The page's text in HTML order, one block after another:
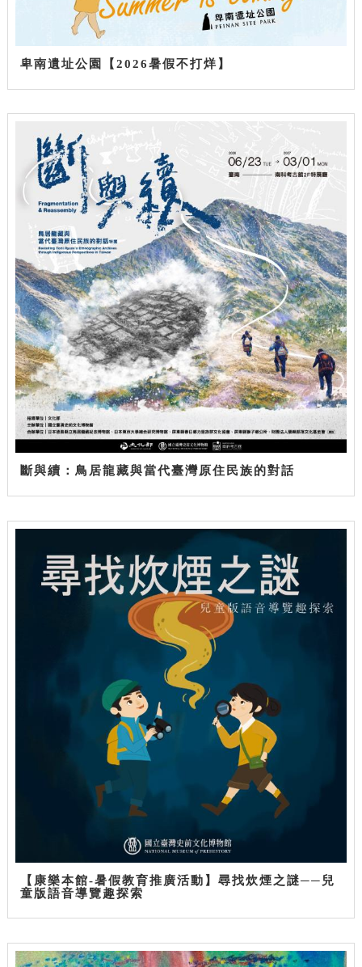
卑南遺址公園【2026暑假不打烊】
斷與續：鳥居龍藏與當代臺灣原住民族的對話
【康樂本館-暑假教育推廣活動】尋找炊煙之謎──兒
童版語音導覽趣探索